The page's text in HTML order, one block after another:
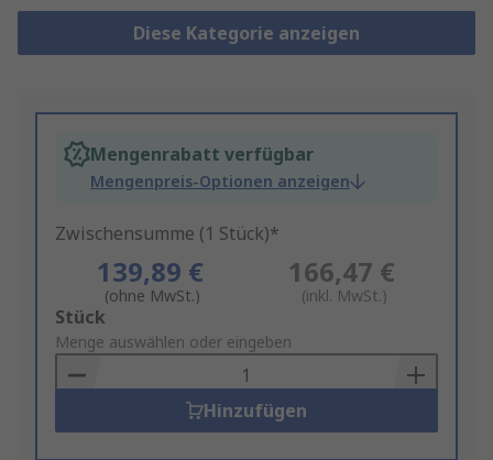
Diese Kategorie anzeigen
Mengenrabatt verfügbar
Mengenpreis-Optionen anzeigen
Zwischensumme (1 Stück)*
139,89 €
(ohne MwSt.)
166,47 €
(inkl. MwSt.)
Add
to
Basket
Stück
Menge auswählen oder eingeben
Hinzufügen